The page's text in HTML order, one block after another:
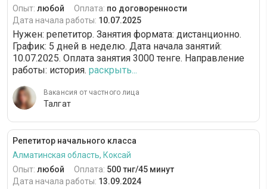
Опыт: любой Оплата: по договоренности
Дата начала работы: 10.07.2025
Нужен: репетитор. Занятия формата: дистанционно.
График: 5 дней в неделю. Дата начала занятий:
10.07.2025. Оплата занятия 3000 тенге. Направление
работы: история. раскрыть...
Вакансия от частного лица
Талгат
Репетитор начального класса
Алматинская область, Коксай
Опыт: любой Оплата: 500 тнг/45 минут
Дата начала работы: 13.09.2024